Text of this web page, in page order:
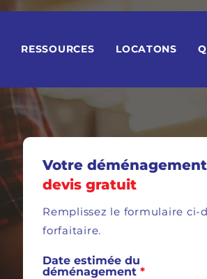
RESSOURCES LOCATONS
Votre
devis gratuit
Remplissez le formulaire ci-
forfaitaire.
Date estimée du
déménagement *r